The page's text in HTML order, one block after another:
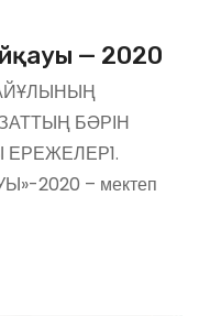
— 2020
БӘРІН
2020 – мектеп